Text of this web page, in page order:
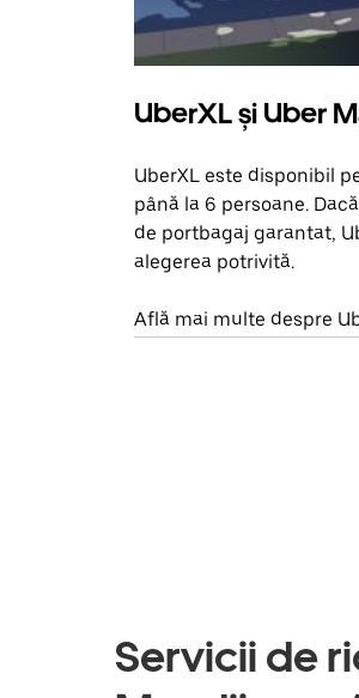
UberXL și Uber
UberXL este disponibil
până la 6 persoane.
de portbagaj garantat,
alegerea potrivită.
Află mai multe despre
Servicii de